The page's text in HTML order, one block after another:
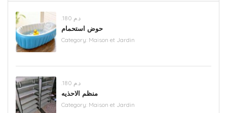
.د.م 180
حوض استحمام
Category: Maison et Jardin
.د.م 180
منظم الاحذيه
Category: Maison et Jardin